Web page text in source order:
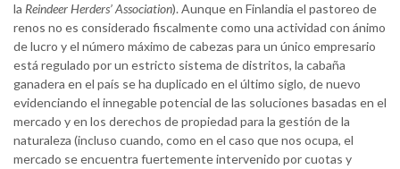
la Reindeer Herders’ Association). Aunque en Finlandia el pastoreo de
renos no es considerado fiscalmente como una actividad con ánimo
de lucro y el número máximo de cabezas para un único empresario
está regulado por un estricto sistema de distritos, la cabaña
ganadera en el país se ha duplicado en el último siglo, de nuevo
evidenciando el innegable potencial de las soluciones basadas en el
mercado y en los derechos de propiedad para la gestión de la
naturaleza (incluso cuando, como en el caso que nos ocupa, el
mercado se encuentra fuertemente intervenido por cuotas y